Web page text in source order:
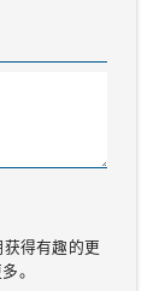
获得有趣的更
。